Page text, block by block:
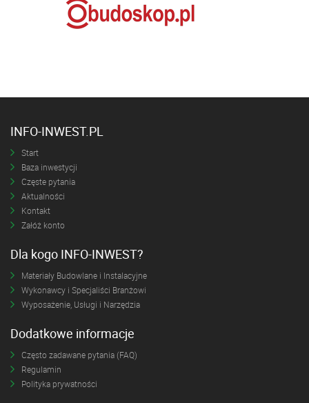
INFO-INWEST.PL
Start
Baza inwestycji
Częste pytania
Aktualności
Kontakt
Załóż konto
Dla kogo INFO-INWEST?
Materiały Budowlane i Instalacyjne
Wykonawcy i Specjaliści Branżowi
Wyposażenie, Usługi i Narzędzia
Dodatkowe informacje
Często zadawane pytania (FAQ)
Regulamin
Polityka prywatności